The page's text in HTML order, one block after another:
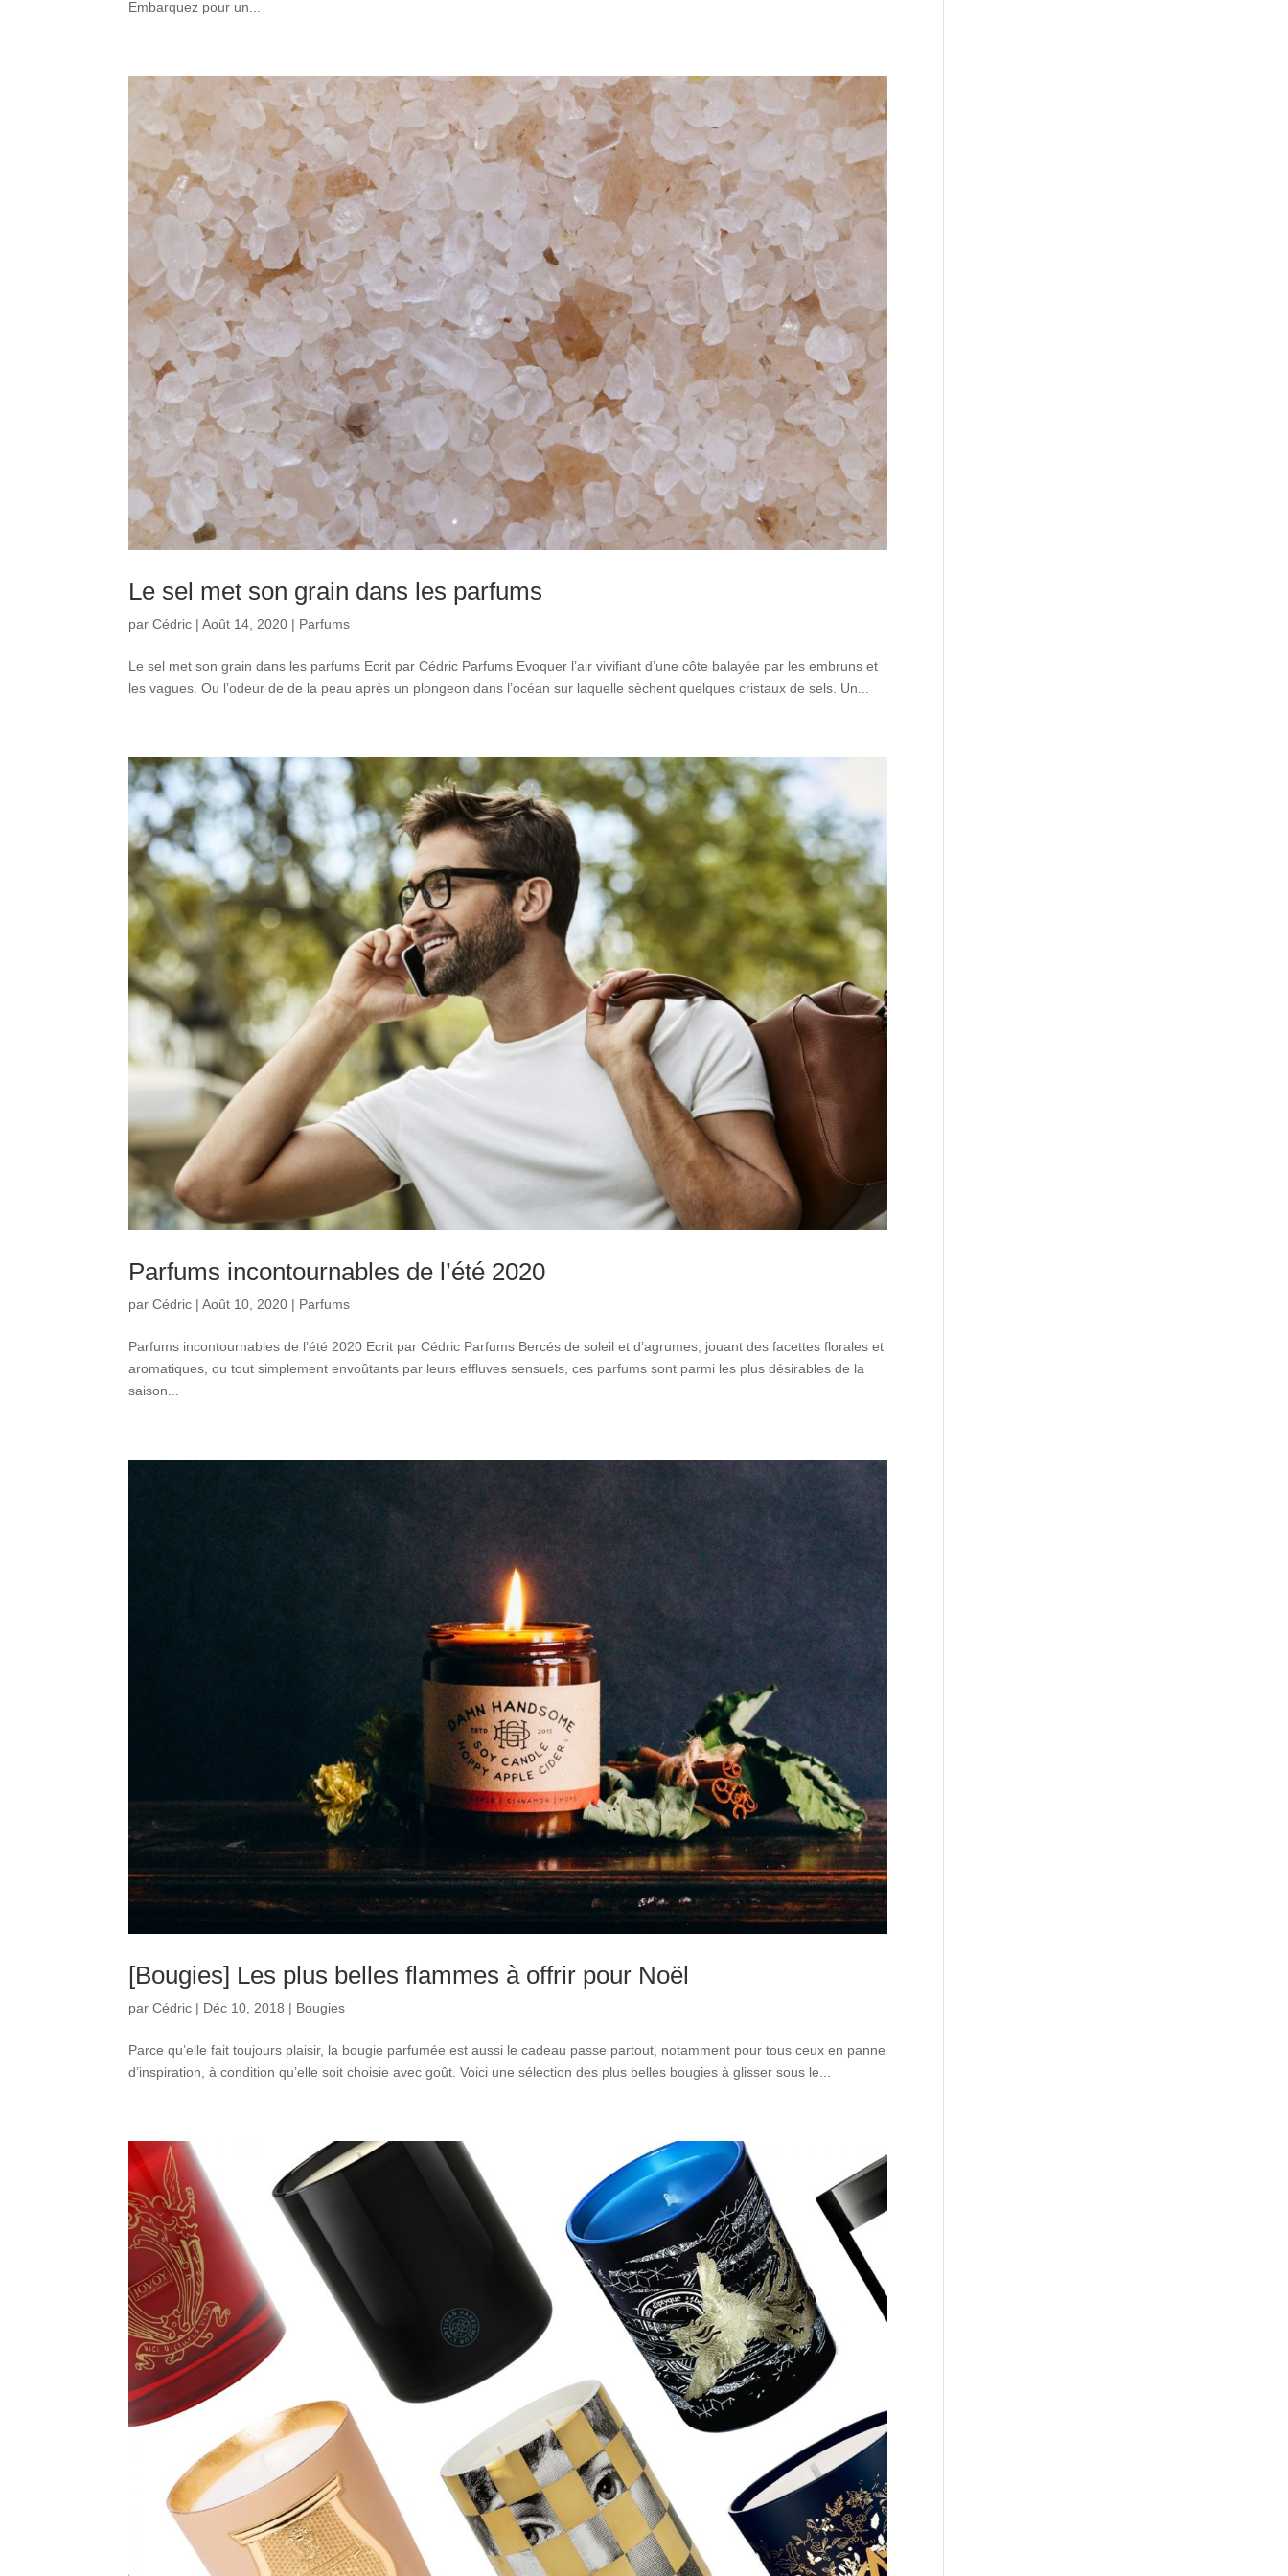
Embarquez pour un...
Le sel met son grain dans les parfums
parCédric |Août 14, 2020 | Parfums
Le sel met son grain dans les parfums Ecrit par Cédric Parfums Evoquer l’air vivifiant d’une côte balayée par les embruns et
les vagues. Ou l’odeur de de la peau après un plongeon dans l’océan sur laquelle sèchent quelques cristaux de sels. Un...
Parfums incontournables de l’été 2020
parCédric |Août 10, 2020 | Parfums
Parfums incontournables de l’été 2020 Ecrit par Cédric Parfums Bercés de soleil et d’agrumes, jouant des facettes florales et
aromatiques, ou tout simplement envoûtants par leurs effluves sensuels, ces parfums sont parmi les plus désirables de la
saison...
[Bougies] Les plus belles flammes à offrir pour Noël
parCédric | Déc 10, 2018 | Bougies
Parce qu’elle fait toujours plaisir, la bougie parfumée est aussi le cadeau passe partout, notamment pour tous ceux en panne
d’inspiration, à condition qu’elle soit choisie avec goût. Voici une sélection des plus belles bougies à glisser sous le...